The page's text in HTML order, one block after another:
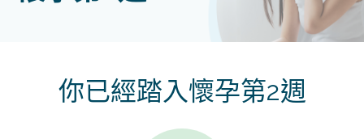
你已經踏入懷孕第2週